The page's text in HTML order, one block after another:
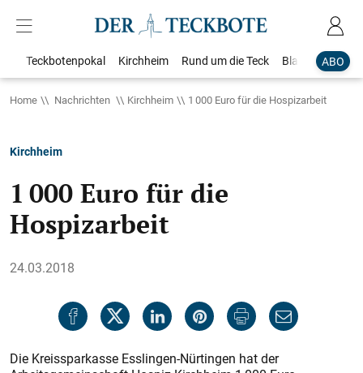
ABO
Teckbotenpokal Kirchheim Rund um die Teck Blaulicht
Home Nachrichten Kirchheim 1 000 Euro für die Hospizarbeit
Kirchheim
1 000 Euro für die
Hospizarbeit
24.03.2018
Die Kreissparkasse Esslingen-Nürtingen hat der